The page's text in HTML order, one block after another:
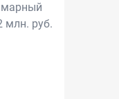
млн. руб.